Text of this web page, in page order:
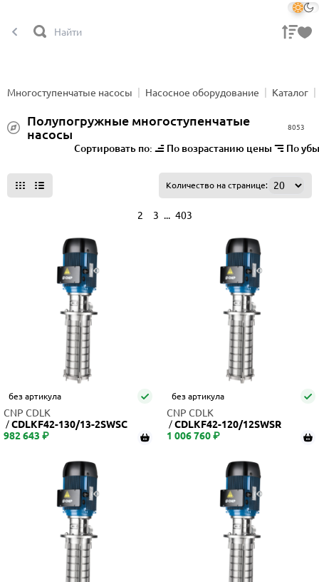
Полупогружные многоступенчатые
насосы
8053
Многоступенчатые насосы Насосное оборудование Каталог
Сортировать по: По возрастанию цены По
2 3 ... 403
Количество на странице:
без артикула
CNP CDLK
CDLKF42-130/13-2SWSC
982 643 ₽
без артикула
CNP CDLK
CDLKF42-120/12SWSR
1 006 760 ₽